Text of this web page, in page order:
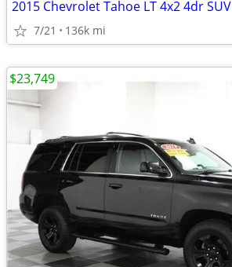
2015 Chevrolet Tahoe LT 4x2 4dr SUV
7/21 136k mi
$23,749